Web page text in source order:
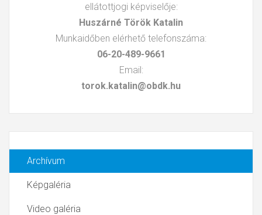
ellátottjogi képviselője:
Huszárné Török Katalin
Munkaidőben elérhető telefonszáma:
06-20-489-9661
Email:
torok.katalin@obdk.hu
Archívum
Képgaléria
Video galéria